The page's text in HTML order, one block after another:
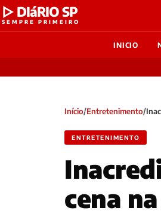
▷ DIáRIO SP
SEMPRE PRIMEIRO
INICIO
Início/Entretenimento/
ENTRETENIMENTO
cena